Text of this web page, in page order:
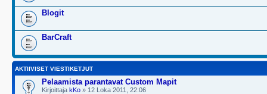
Blogit
BarCraft
AKTIIVISET VIESTIKETJUT
Pelaamista parantavat Custom Mapit
Kirjoittaja kKo » 12 Loka 2011, 22:06